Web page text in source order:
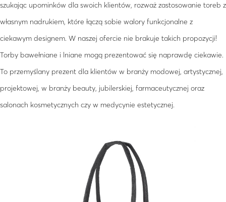
szukając upominków dla swoich klientów, rozważ zastosowanie toreb z
własnym nadrukiem, które łączą sobie walory funkcjonalne z
ciekawym designem. W naszej ofercie nie brakuje takich propozycji!
Torby bawełniane i lniane mogą prezentować się naprawdę ciekawie.
To przemyślany prezent dla klientów w branży modowej, artystycznej,
projektowej, w branży beauty, jubilerskiej, farmaceutycznej oraz
salonach kosmetycznych czy w medycynie estetycznej.